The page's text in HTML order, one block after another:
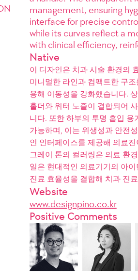
management, ensuring
interface for precise
while its curves reflect a
with clinical efficiency,
Native
이 디자인은 치과 시술 환경의
미니멀한 라인과 컴팩트한 구
용해 이동성을 강화했습니다.
홀더와 워터 노즐이 결합되어
니다. 또한 하부의 투명 흡입
가능하며, 이는 위생성과 안전
인 인터페이스를 제공해 의료
그레이 톤의 컬러링은 의료 환
일은 현대적인 의료기기의 아
진료 효율성을 결합해 치과 진
Website
www.designpino.co.kr
Positive Comments